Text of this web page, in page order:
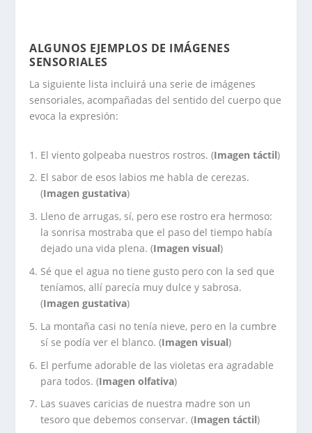
ALGUNOS EJEMPLOS DE IMÁGENES
SENSORIALES
La siguiente lista incluirá una serie de imágenes
sensoriales, acompañadas del sentido del cuerpo que
evoca la expresión:
El viento golpeaba nuestros rostros. (Imagen táctil)
El sabor de esos labios me habla de cerezas.
(Imagen gustativa)
Lleno de arrugas, sí, pero ese rostro era hermoso:
la sonrisa mostraba que el paso del tiempo había
dejado una vida plena. (Imagen visual)
Sé que el agua no tiene gusto pero con la sed que
teníamos, allí parecía muy dulce y sabrosa.
(Imagen gustativa)
La montaña casi no tenía nieve, pero en la cumbre
sí se podía ver el blanco. (Imagen visual)
El perfume adorable de las violetas era agradable
para todos. (Imagen olfativa)
Las suaves caricias de nuestra madre son un
tesoro que debemos conservar. (Imagen táctil)